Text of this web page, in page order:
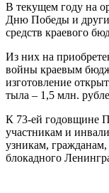
В текущем году на
Дню Победы и
средств краевого
Из них на
войны краевым
изготовление
тыла – 1,5 млн.
К 73-ей годовщине
участникам и
узникам,
блокадного